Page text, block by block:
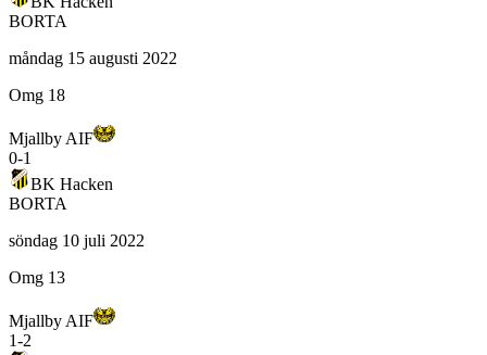
BORTA
måndag 15 augusti 2022
Omg 18
Mjallby AIF
0-1
BK Hacken
BORTA
söndag 10 juli 2022
Omg 13
Mjallby AIF
1-2